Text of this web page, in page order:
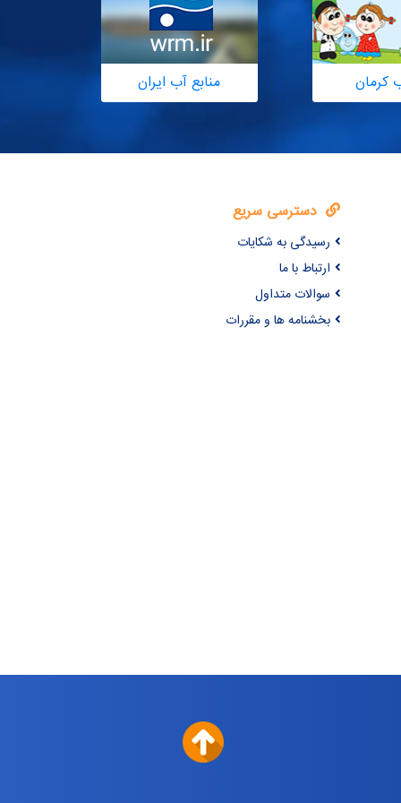
کرمان منابع آب ایران
دسترسی سریع
رسیدگی به شکایات
ارتباط با ما
سوالات متداول
بخشنامه ها و مقررات